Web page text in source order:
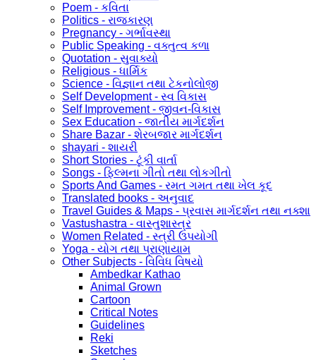
Poem - કવિતા
Politics - રાજકારણ
Pregnancy - ગર્ભાવસ્થા
Public Speaking - વક્તુત્વ કળા
Quotation - સુવાક્યો
Religious - ધાર્મિક
Science - વિજ્ઞાન તથા ટેકનોલોજી
Self Development - સ્વ વિકાસ
Self Improvement - જીવન-વિકાસ
Sex Education - જાતીય માર્ગદર્શન
Share Bazar - શેરબજાર માર્ગદર્શન
shayari - શાયરી
Short Stories - ટૂંકી વાર્તા
Songs - ફિલ્મના ગીતો તથા લોકગીતો
Sports And Games - રમત ગમત તથા ખેલ કૂદ
Translated books - અનુવાદ
Travel Guides & Maps - પ્રવાસ માર્ગદર્શન તથા નક્શા
Vastushastra - વાસ્તુશાસ્ત્ર
Women Related - સ્ત્રી ઉપયોગી
Yoga - યોગ તથા પ્રાણાયામ
Other Subjects - વિવિધ વિષયો
Ambedkar Kathao
Animal Grown
Cartoon
Critical Notes
Guidelines
Reki
Sketches